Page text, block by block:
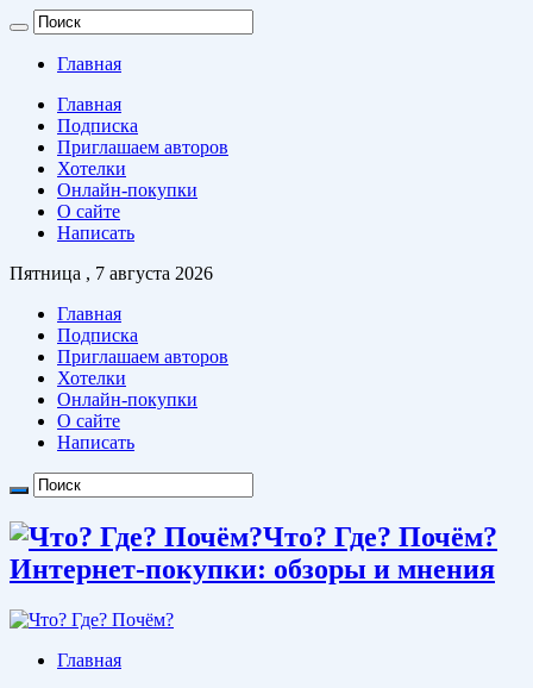
Главная
Главная
Подписка
Приглашаем авторов
Хотелки
Онлайн-покупки
О сайте
Написать
Пятница , 7 августа 2026
Главная
Подписка
Приглашаем авторов
Хотелки
Онлайн-покупки
О сайте
Написать
Что? Где? Почём?
Интернет-покупки: обзоры и мнения
Главная